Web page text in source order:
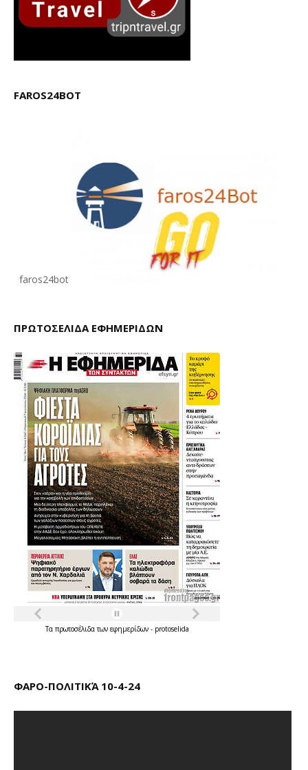
FAROS24BOT
faros24bot
ΠΡΩΤΟΣΕΛΙΔΑ ΕΦΗΜΕΡΙΔΩΝ
Τα πρωτοσέλιδατων εφημερίδων - protoselida
ΦΑΡΟ-ΠΟΛΙΤΙΚΆ 10-4-24